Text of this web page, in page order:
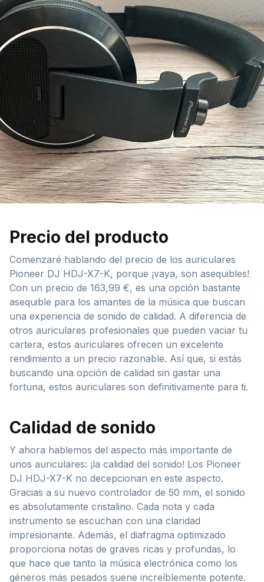
Precio del producto
Comenzaré hablando del precio de los auriculares
Pioneer DJ HDJ-X7-K, porque ¡vaya, son asequibles!
Con un precio de 163,99 €, es una opción bastante
asequible para los amantes de la música que buscan
una experiencia de sonido de calidad. A diferencia de
otros auriculares profesionales que pueden vaciar tu
cartera, estos auriculares ofrecen un excelente
rendimiento a un precio razonable. Así que, si estás
buscando una opción de calidad sin gastar una
fortuna, estos auriculares son definitivamente para ti.
Calidad de sonido
Y ahora hablemos del aspecto más importante de
unos auriculares: ¡la calidad del sonido! Los Pioneer
DJ HDJ-X7-K no decepcionan en este aspecto.
Gracias a su nuevo controlador de 50 mm, el sonido
es absolutamente cristalino. Cada nota y cada
instrumento se escuchan con una claridad
impresionante. Además, el diafragma optimizado
proporciona notas de graves ricas y profundas, lo
que hace que tanto la música electrónica como los
géneros más pesados ​​suene increíblemente potente.